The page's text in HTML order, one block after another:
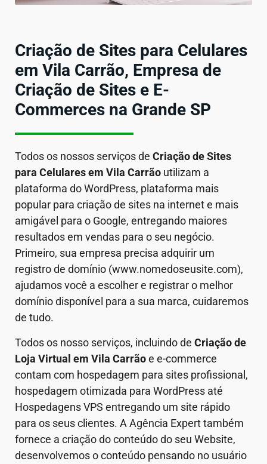
Criação de Sites para Celulares
em Vila Carrão, Empresa de
Criação de Sites e E-
Commerces na Grande SP
Todos os nossos serviços de Criação de Sites
para Celulares em Vila Carrão utilizam a
plataforma do WordPress, plataforma mais
popular para criação de sites na internet e mais
amigável para o Google, entregando maiores
resultados em vendas para o seu negócio.
Primeiro, sua empresa precisa adquirir um
registro de domínio (www.nomedoseusite.com),
ajudamos você a escolher e registrar o melhor
domínio disponível para a sua marca, cuidaremos
de tudo.
Todos os nosso serviços, incluindo de Criação de
Loja Virtual em Vila Carrãoe e-commerce
contam com hospedagem para sites profissional,
hospedagem otimizada para WordPress até
Hospedagens VPS entregando um site rápido
para os seus clientes. A Agência Expert também
fornece a criação do conteúdo do seu Website,
desenvolvemos o conteúdo pensando no usuário